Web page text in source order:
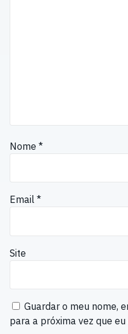
Nome *
Email *
Site
Guardar o meu nome,
para a próxima vez que